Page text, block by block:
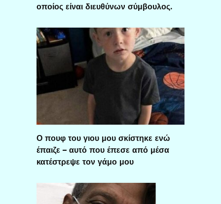
οποίος είναι διευθύνων σύμβουλος.
Ο πουφ του γιου μου σκίστηκε ενώ
έπαιζε – αυτό που έπεσε από μέσα
κατέστρεψε τον γάμο μου